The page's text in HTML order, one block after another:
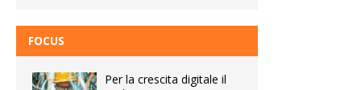
FOCUS
Per la crescita digitale il